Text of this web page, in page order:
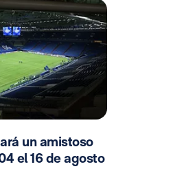
un amistoso
el 16 de agosto